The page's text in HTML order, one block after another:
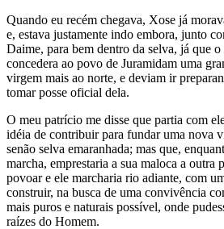
Quando eu recém chegava, Xose já
e, estava justamente indo embora, junto
Daime, para bem dentro da selva, já que
concedera ao povo de Juramidam uma
virgem mais ao norte, e deviam ir
tomar posse oficial dela.
O meu patrício me disse que partia com
idéia de contribuir para fundar uma nova
senão selva emaranhada; mas que,
marcha, emprestaria a sua maloca a outra
povoar e ele marcharia rio adiante, com
construir, na busca de uma convivência
mais puros e naturais possível, onde
raízes do Homem.